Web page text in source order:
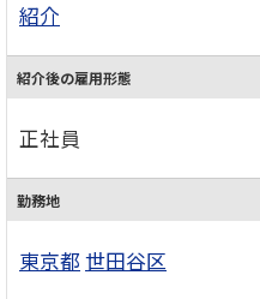
紹介
紹介後の雇用形態
正社員
勤務地
東京都 世田谷区